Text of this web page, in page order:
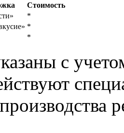
Стоимость
*
*
*
с